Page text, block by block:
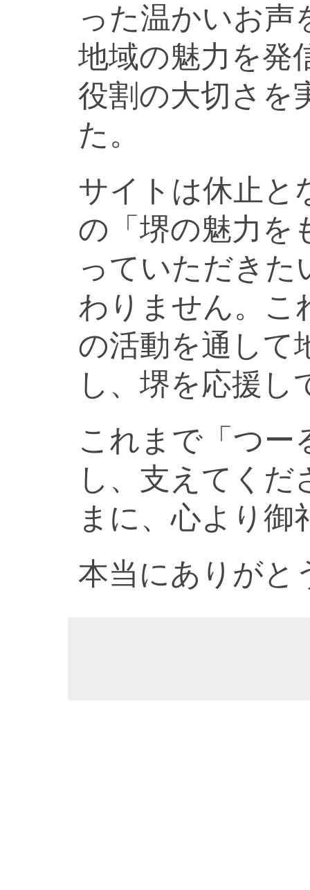
った温かいお声
地域の魅力を発
役割の大切さを
た。
サイトは休止と
の「堺の魅力を
っていただきた
わりません。こ
の活動を通して
し、堺を応援し
これまで「つー
し、支えてく
まに、心より御
本当にありがと